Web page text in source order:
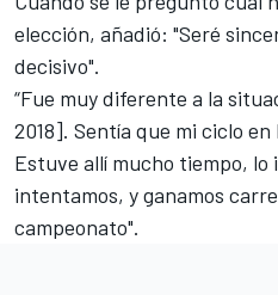
elección, añadió: "Seré
decisivo".
“Fue muy diferente a la
2018]. Sentía que mi ciclo
Estuve allí mucho tiempo, lo
intentamos, y ganamos
campeonato".